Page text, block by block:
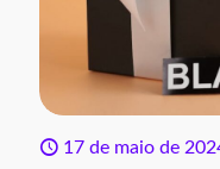
17 de maio de